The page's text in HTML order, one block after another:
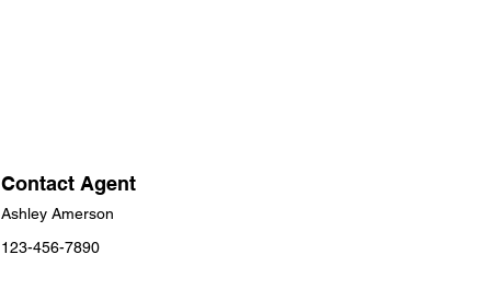
Contact Agent
Ashley Amerson
123-456-7890